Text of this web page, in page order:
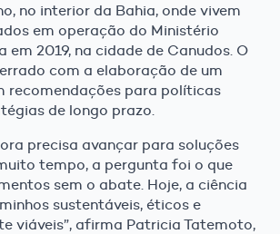
no interior da Bahia, onde vivem
em operação do Ministério
em 2019, na cidade de Canudos. O
com a elaboração de um
recomendações para políticas
de longo prazo.
precisa avançar para soluções
tempo, a pergunta foi o que
sem o abate. Hoje, a ciência
sustentáveis, éticos e
viáveis”, afirma Patricia Tatemoto,